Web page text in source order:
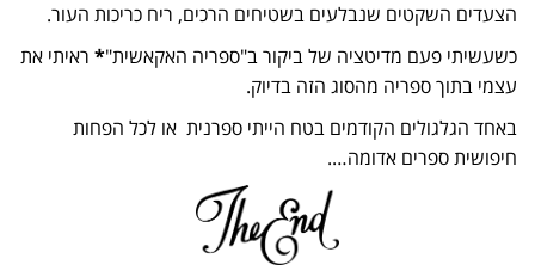
הצעדים השקטים שנבלעים בשטיחים הרכים, ריח כריכות העור.
כשעשיתי פעם מדיטציה של ביקור ב"ספריה האקאשית"* ראיתי את
עצמי בתוך ספריה מהסוג הזה בדיוק.
באחד הגלגולים הקודמים בטח הייתי ספרנית או לכל הפחות
חיפושית ספרים אדומה….